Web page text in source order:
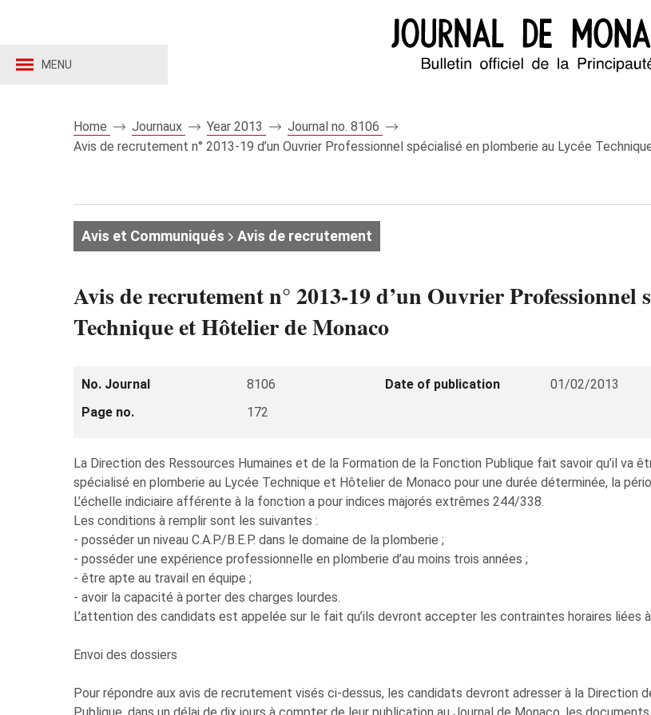
MENU
Home Journaux Year 2013
Journal no. 8106
Avis de recrutement n° 2013-19 d’un Ouvrier Professionnel spécialisé en plomberie au Lycée
Avis et Communiqués Avis de recrutement
Avis de recrutement n° 2013-19 d’un Ouvrier Professionnel
Technique et Hôtelier de Monaco
No. Journal 8106 Date of publication 01/02/2013
Page no.
172
La Direction des Ressources Humaines et de la Formation de la Fonction Publique fait savoir qu’il va
spécialisé en plomberie au Lycée Technique et Hôtelier de Monaco pour une durée déterminée, la
L’échelle indiciaire afférente à la fonction a pour indices majorés extrêmes 244/338.
Les conditions à remplir sont les suivantes :
- posséder un niveau C.A.P./B.E.P. dans le domaine de la plomberie ;
- posséder une expérience professionnelle en plomberie d’au moins trois années ;
- être apte au travail en équipe ;
- avoir la capacité à porter des charges lourdes.
L’attention des candidats est appelée sur le fait qu’ils devront accepter les contraintes horaires liées à
Envoi des dossiers
Pour répondre aux avis de recrutement visés ci-dessus, les candidats devront adresser à la Direction